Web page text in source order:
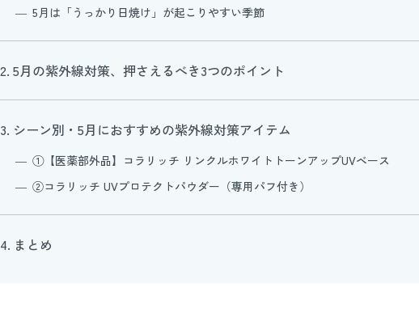
5月は「うっかり日焼け」が起こりやすい季節
5月の紫外線対策、押さえるべき3つのポイント
シーン別・5月におすすめの紫外線対策アイテム
①【医薬部外品】コラリッチ リンクルホワイトトーンアップUVベース
②コラリッチ UVプロテクトパウダー（専用パフ付き）
まとめ